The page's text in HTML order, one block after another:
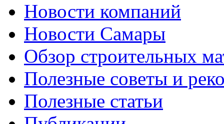
Новости компаний
Новости Самары
Обзор строительных
Полезные советы и
Полезные статьи